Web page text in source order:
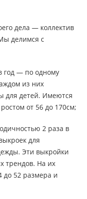
дела — коллектив
делимся с
год — по одному
из них
для детей. Имеются
от 56 до 170см;
2 раза в
для
Эти выкройки
трендов. На их
до 52 размера и